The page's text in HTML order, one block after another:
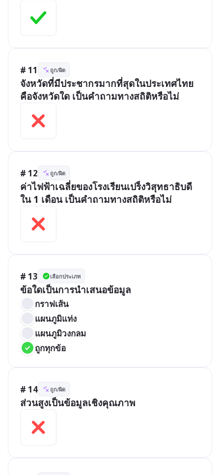
# 11 ถูก/ผิด
จังหวัดที่มีประชากรมากที่สุดในประเทศไทย
คือจังหวัดใด เป็นคำถามทางสถิติหรือไม่
# 12 ถูก/ผิด
ค่าไฟฟ้าเฉลี่ยของโรงเรียนเปร็งวิสุทธาธิบดี
ใน 1 เดือน เป็นคำถามทางสถิติหรือไม่
# 13 เลือกประเภท
ข้อใดเป็นการนำเสนอข้อมูล
กราฟเส้น
แผนภูมิแท่ง
แผนภูมิวงกลม
ถูกทุกข้อ
# 14 ถูก/ผิด
ส่วนสูงเป็นข้อมูลเชิงคุณภาพ